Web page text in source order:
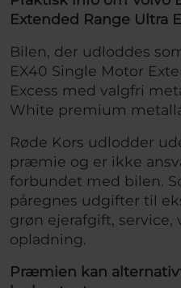
Extended Range Ultra
Bilen, der udloddes
EX40 Single Motor
Excess med valgfri
White premium
Røde Kors udlodder
præmie og er ikke
forbundet med bilen.
påregnes udgifter til
grøn ejerafgift, service,
opladning.
Præmien kan